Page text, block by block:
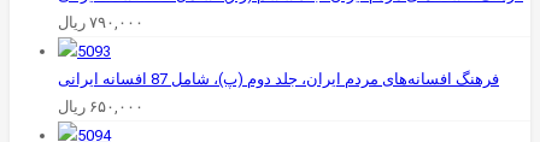
۷۹۰,۰۰۰ ریال
فرهنگ افسانه‌های مردم ایران، جلد دوم (پ)، شامل 87 افسانه ایرانی
۶۵۰,۰۰۰ ریال